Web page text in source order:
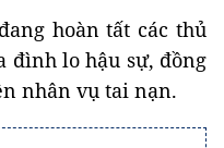
hoàn tất các thủ
đình lo hậu sự, đồng
nhân vụ tai nạn.